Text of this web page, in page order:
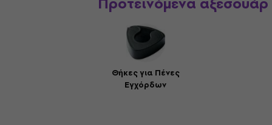
Θήκες για Πένες
Εγχόρδων